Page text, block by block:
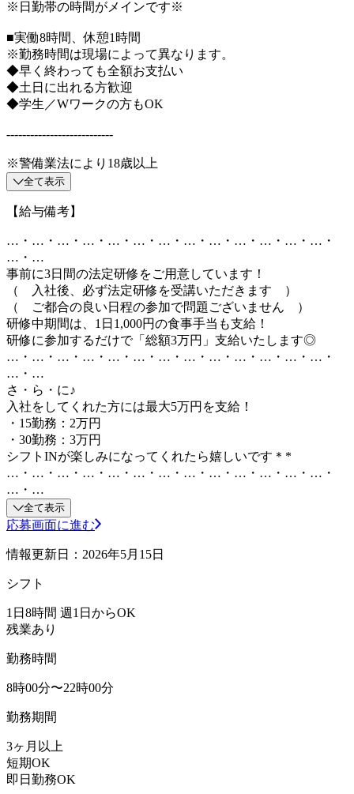
※日勤帯の時間がメインです※
■実働8時間、休憩1時間
※勤務時間は現場によって異なります。
◆早く終わっても全額お支払い
◆土日に出れる方歓迎
◆学生／Wワークの方もOK
---------------------------
※警備業法により18歳以上
全て表示
【給与備考】
…・…・…・…・…・…・…・…・…・…・…・…・…・
…・…
事前に3日間の法定研修をご用意しています！
（ 入社後、必ず法定研修を受講いただきます ）
（ ご都合の良い日程の参加で問題ございません ）
研修中期間は、1日1,000円の食事手当も支給！
研修に参加するだけで「総額3万円」支給いたします◎
…・…・…・…・…・…・…・…・…・…・…・…・…・
…・…
さ・ら・に♪
入社をしてくれた方には最大5万円を支給！
・15勤務：2万円
・30勤務：3万円
シフトINが楽しみになってくれたら嬉しいです＊*
…・…・…・…・…・…・…・…・…・…・…・…・…・
…・…
全て表示
応募画面に進む
情報更新日：2026年5月15日
シフト
1日8時間 週1日からOK
残業あり
勤務時間
8時00分〜22時00分
勤務期間
3ヶ月以上
短期OK
即日勤務OK